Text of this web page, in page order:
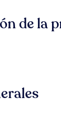
de la